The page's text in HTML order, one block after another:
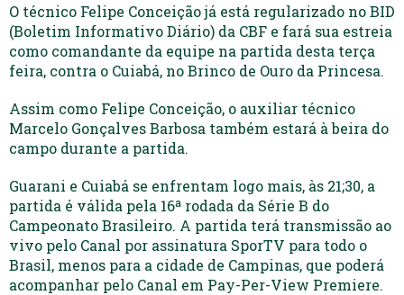
O técnico Felipe Conceição já está regularizado no BID
(Boletim Informativo Diário) da CBF e fará sua estreia
como comandante da equipe na partida desta terça
feira, contra o Cuiabá, no Brinco de Ouro da Princesa.
Assim como Felipe Conceição, o auxiliar técnico
Marcelo Gonçalves Barbosa também estará à beira do
campo durante a partida.
Guarani e Cuiabá se enfrentam logo mais, às 21;30, a
partida é válida pela 16ª rodada da Série B do
Campeonato Brasileiro. A partida terá transmissão ao
vivo pelo Canal por assinatura SporTV para todo o
Brasil, menos para a cidade de Campinas, que poderá
acompanhar pelo Canal em Pay-Per-View Premiere.